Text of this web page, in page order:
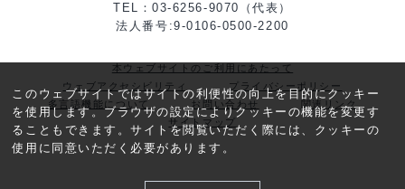
このウェブサイトではサイトの利便性の向上を目的にクッキー
を使用します。ブラウザの設定によりクッキーの機能を変更す
ることもできます。サイトを閲覧いただく際には、クッキーの
使用に同意いただく必要があります。
TEL：03-6256-9070（代表）
法人番号:9-0106-0500-2200
本ウェブサイトのご利用にあたって
ウェブアクセシビリティ
プライバシーポリシー
多言語機能について
お問い合わせ
関連リンク
サイトマップ